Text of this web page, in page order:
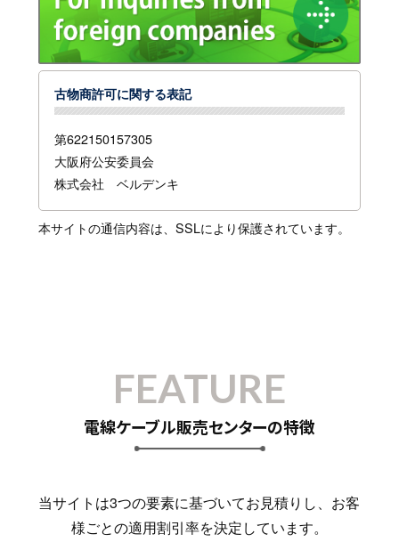
古物商許可に関する表記
第622150157305
大阪府公安委員会
株式会社 ベルデンキ
本サイトの通信内容は、SSLにより保護されています。
FEATURE
電線ケーブル販売センターの特徴
当サイトは3つの要素に基づいてお見積りし、お客
様ごとの適用割引率を決定しています。